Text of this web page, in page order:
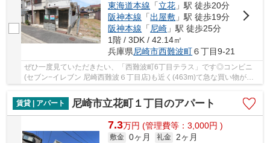
東海道本線 「立花 」駅 徒歩20分
阪神本線 「出屋敷 」駅 徒歩19分
阪神本線 「尼崎 」駅 徒歩25分
1階 / 3DK / 42.14㎡
兵庫県尼崎市西難波町６丁目9-21
ぜひ一度見ていただきたい、「西難波町6丁目テラス」です◎コンビニ
(セブン−イレブン 尼崎西難波６丁目店)も近く(463m)て急な買い物があ
賃貸 | アパート
尼崎市立花町１丁目のアパート
7.3万円 (管理費等：3,000円 )
敷金 0ヶ月 礼金
2ヶ月